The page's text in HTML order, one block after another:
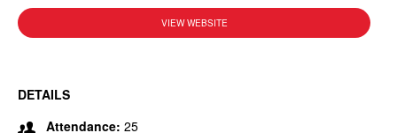
VIEW WEBSITE
DETAILS
Attendance: 25